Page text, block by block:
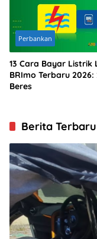
Perbankan
13 Cara Bayar Listrik
BRImo Terbaru 2026:
Beres
Berita Terbaru